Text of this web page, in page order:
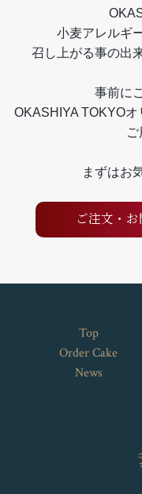
小麦アレルギ
召し上がる事の出
事前に
OKASHIYA TOKYO
ご
まずはお
ご注文・
Top
Order Cake
News